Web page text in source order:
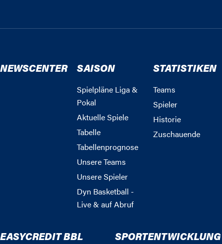
NEWSCENTER SAISON
Spielpläne Liga &
Pokal
Aktuelle Spiele
Tabelle
Tabellenprognose
Unsere Teams
Unsere Spieler
Dyn Basketball -
Live & auf Abruf
STATISTIKEN
Teams
Spieler
Historie
Zuschauende
EASYCREDIT BBL SPORTENTWICKLUNG